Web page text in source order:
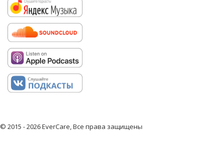
© 2015 - 2026 EverCare, Все права защищены